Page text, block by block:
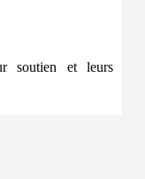
soutien et leurs